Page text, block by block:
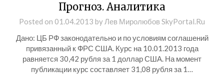
Прогноз. Аналитика
Posted on 01.04.2013 by Лев Миролюбов SkyPortal.Ru
Дано: ЦБ РФ законодательно и по условиям соглашений
привязанный к ФРС США. Курс на 10.01.2013 года
равняется 30,42 рубля за 1 доллар США. На момент
публикации курс составляет 31,08 рубля за 1…